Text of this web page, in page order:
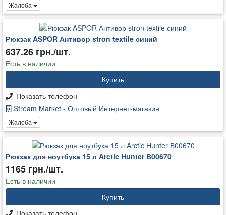
Жалоба
Рюкзак ASPOR Антивор stron textile синий
637.26 грн./шт.
Есть в наличии
Купить
Показать телефон
Stream Market - Оптовый Интернет-магазин
Жалоба
Рюкзак для ноутбука 15 л Arctic Hunter В00670
1165 грн./шт.
Есть в наличии
Купить